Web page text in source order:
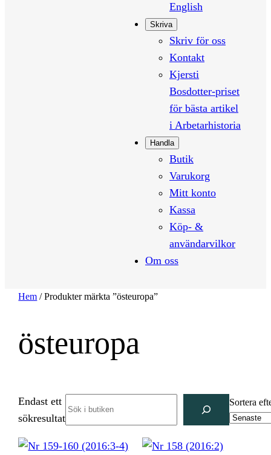
English
Skriva
Skriv för oss
Kontakt
Kjersti
Bosdotter-priset
för bästa artikel
i Arbetarhistoria
Handla
Butik
Varukorg
Mitt konto
Kassa
Köp- &
användarvilkor
Om oss
Hem / Produkter märkta ”östeuropa”
östeuropa
Endast ett
sökresultat
Sortera